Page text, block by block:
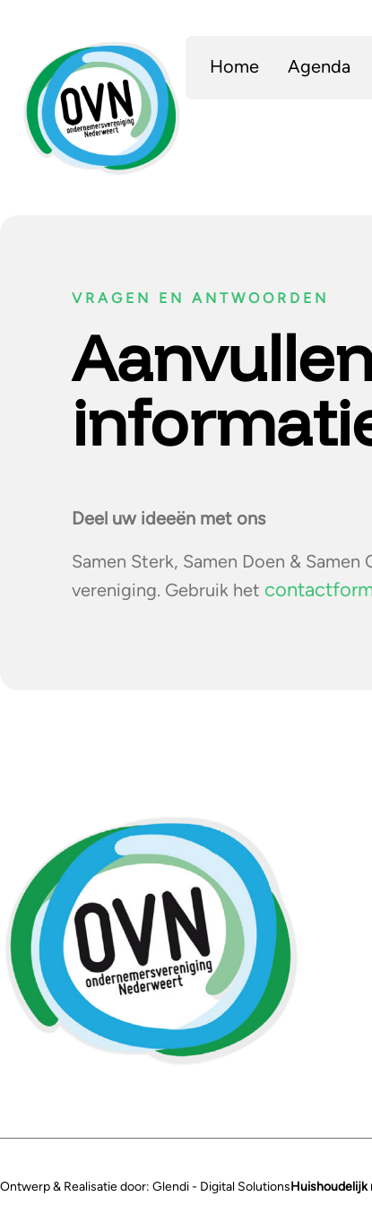
Home Agenda
VRAGEN EN ANTWOORDEN
Deel uw ideeën met ons
Samen Sterk, Samen Doen &
vereniging. Gebruik het
Ontwerp & Realisatie door: Glendi - Digital SolutionsHuishoudelijk